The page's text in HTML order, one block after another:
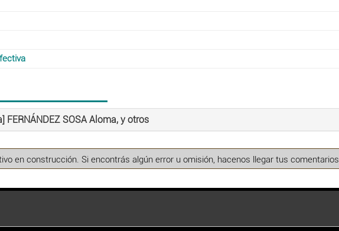
FERNÁNDEZ SOSA Aloma, y otros
en construcción. Si encontrás algún error u omisión, hacenos llegar tus comentarios